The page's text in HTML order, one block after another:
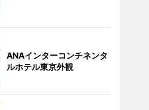
ANAインターコンチネンタ
ルホテル東京外観